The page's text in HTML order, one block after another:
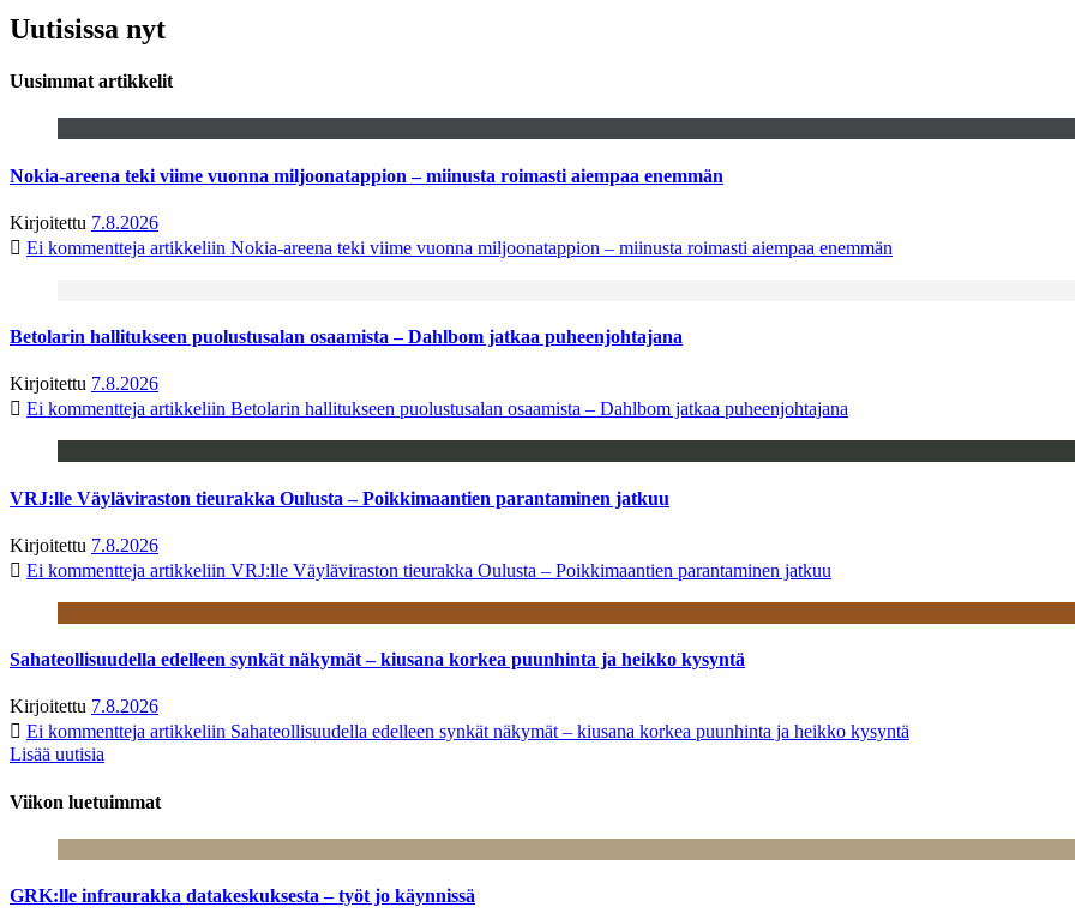
Uutisissa nyt
Uusimmat artikkelit
Nokia-areena teki viime vuonna miljoonatappion – miinusta roimasti aiempaa enemmän
Kirjoitettu 7.8.2026
Ei kommentteja artikkeliin Nokia-areena teki viime vuonna miljoonatappion – miinusta roimasti aiempaa enemmän
Betolarin hallitukseen puolustusalan osaamista – Dahlbom jatkaa puheenjohtajana
Kirjoitettu 7.8.2026
Ei kommentteja artikkeliin Betolarin hallitukseen puolustusalan osaamista – Dahlbom jatkaa puheenjohtajana
VRJ:lle Väyläviraston tieurakka Oulusta – Poikkimaantien parantaminen jatkuu
Kirjoitettu 7.8.2026
Ei kommentteja artikkeliin VRJ:lle Väyläviraston tieurakka Oulusta – Poikkimaantien parantaminen jatkuu
Sahateollisuudella edelleen synkät näkymät – kiusana korkea puunhinta ja heikko kysyntä
Kirjoitettu 7.8.2026
Ei kommentteja artikkeliin Sahateollisuudella edelleen synkät näkymät – kiusana korkea puunhinta ja heikko kysyntä
Lisää uutisia
Viikon luetuimmat
GRK:lle infraurakka datakeskuksesta – työt jo käynnissä